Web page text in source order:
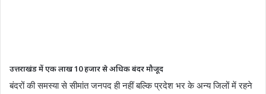
उत्तराखंड में एक लाख 10 हजार से अधिक बंदर मौजूद
बंदरों की समस्या से सीमांत जनपद ही नहीं बल्कि प्रदेश भर के अन्य जिलों में रहने